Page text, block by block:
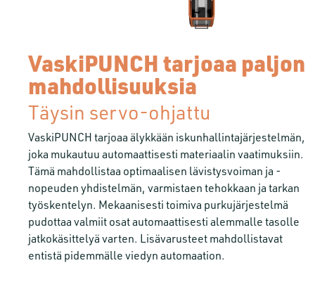
VaskiPUNCH tarjoaa paljon
mahdollisuuksia
Täysin servo-ohjattu
VaskiPUNCH tarjoaa älykkään iskunhallintajärjestelmän,
joka mukautuu automaattisesti materiaalin vaatimuksiin.
Tämä mahdollistaa optimaalisen lävistysvoiman ja -
nopeuden yhdistelmän, varmistaen tehokkaan ja tarkan
työskentelyn. Mekaanisesti toimiva purkujärjestelmä
pudottaa valmiit osat automaattisesti alemmalle tasolle
jatkokäsittelyä varten. Lisävarusteet mahdollistavat
entistä pidemmälle viedyn automaation.